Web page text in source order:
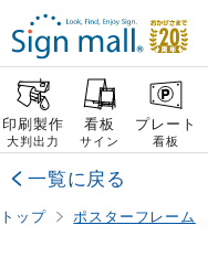
印刷製作
大判出力
看板
サイン
プレート
看板
一覧に戻る
トップ ポスターフレーム